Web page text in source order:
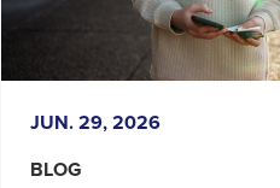
ti
primera
cuenta
JUN. 29, 2026
BLOG